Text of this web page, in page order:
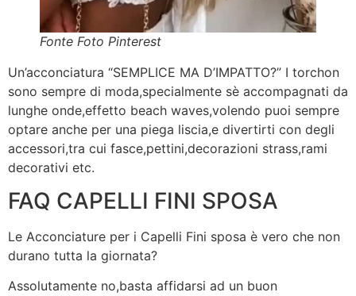
Fonte Foto Pinterest
Un’acconciatura “SEMPLICE MA D’IMPATTO?” I torchon
sono sempre di moda,specialmente sè accompagnati da
lunghe onde,effetto beach waves,volendo puoi sempre
optare anche per una piega liscia,e divertirti con degli
accessori,tra cui fasce,pettini,decorazioni strass,rami
decorativi etc.
FAQ CAPELLI FINI SPOSA
Le Acconciature per i Capelli Fini sposa è vero che non
durano tutta la giornata?
Assolutamente no,basta affidarsi ad un buon